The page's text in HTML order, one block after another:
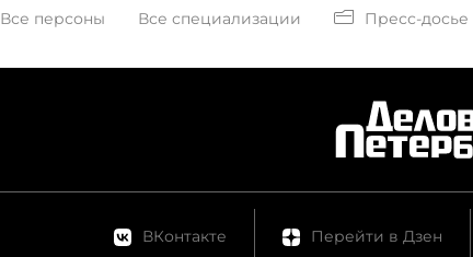
Все персоны Все специализации Пресс-досье
ВКонтакте Перейти в Дзен